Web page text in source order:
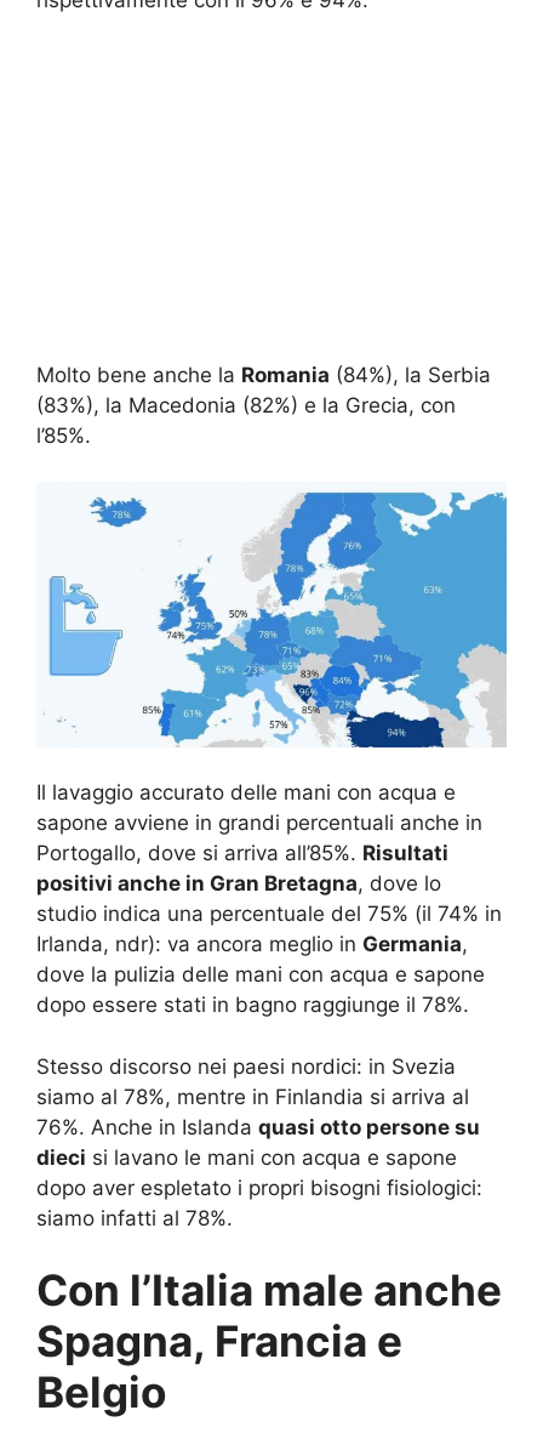
Molto bene anche la Romania (84%), la Serbia
(83%), la Macedonia (82%) e la Grecia, con
l’85%.
Il lavaggio accurato delle mani con acqua e
sapone avviene in grandi percentuali anche in
Portogallo, dove si arriva all’85%. Risultati
positivi anche in Gran Bretagna, dove lo
studio indica una percentuale del 75% (il 74% in
Irlanda, ndr): va ancora meglio in Germania,
dove la pulizia delle mani con acqua e sapone
dopo essere stati in bagno raggiunge il 78%.
Stesso discorso nei paesi nordici: in Svezia
siamo al 78%, mentre in Finlandia si arriva al
76%. Anche in Islanda quasi otto persone su
dieci si lavano le mani con acqua e sapone
dopo aver espletato i propri bisogni fisiologici:
siamo infatti al 78%.
Con l’Italia male anche
Spagna, Francia e
Belgio